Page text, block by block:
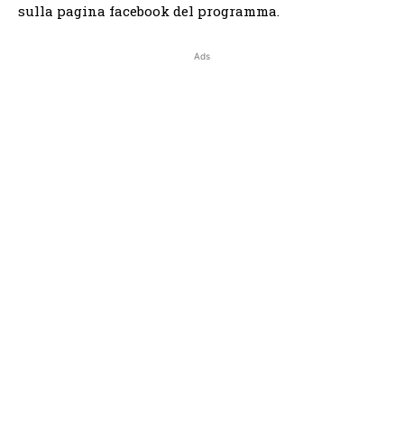
sulla pagina facebook del programma.
Ads